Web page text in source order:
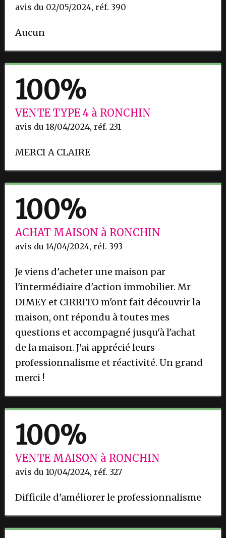
avis du 02/05/2024, réf. 390
Aucun
100%
VENTE TYPE 4 à RONCHIN
avis du 18/04/2024, réf. 231
MERCI A CLAIRE
100%
ACHAT MAISON à RONCHIN
avis du 14/04/2024, réf. 393
Je viens d'acheter une maison par
l'intermédiaire d'action immobilier. Mr
DIMEY et CIRRITO m'ont fait découvrir la
maison, ont répondu à toutes mes
questions et accompagné jusqu'à l'achat
de la maison. J'ai apprécié leurs
professionnalisme et réactivité. Un grand
merci !
100%
VENTE MAISON à RONCHIN
avis du 10/04/2024, réf. 327
Difficile d'améliorer le professionnalisme